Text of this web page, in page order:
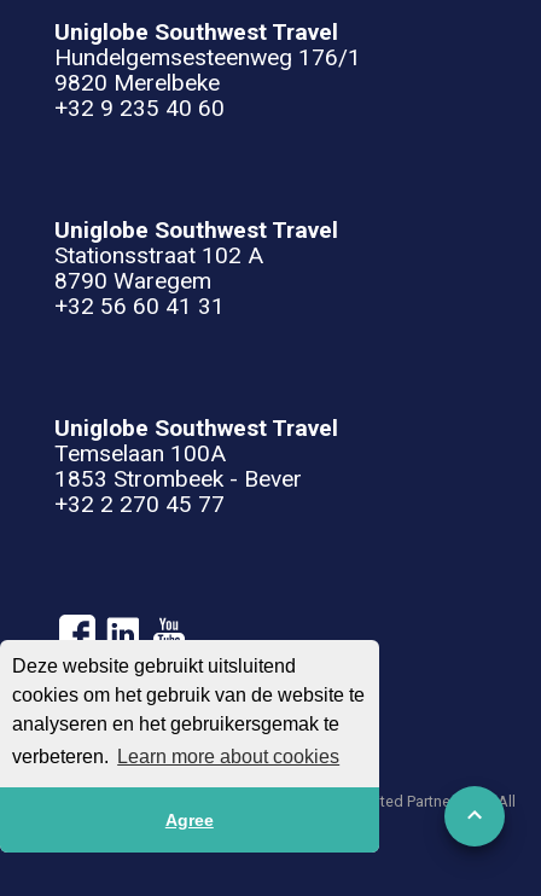
Deze website gebruikt uitsluitend
cookies om het gebruik van de website te
analyseren en het gebruikersgemak te
verbeteren.
Learn more about cookies
Agree
Uniglobe Southwest Travel
Hundelgemsesteenweg 176/1
9820 Merelbeke
+32 9 235 40 60
Uniglobe Southwest Travel
Stationsstraat 102 A
8790 Waregem
+32 56 60 41 31
Uniglobe Southwest Travel
Temselaan 100A
1853 Strombeek - Bever
+32 2 270 45 77
Algemene voorwaarden Privacy Statement
© 2004 – 2026 UNIGLOBE Travel International Limited Partnership - All
agencies independently owned and operated.